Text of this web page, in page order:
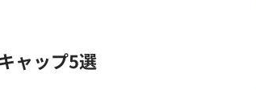
ャップ5選